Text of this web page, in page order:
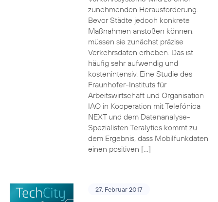
zunehmenden Herausforderung.
Bevor Städte jedoch konkrete
Maßnahmen anstoßen können,
müssen sie zunächst präzise
Verkehrsdaten erheben. Das ist
häufig sehr aufwendig und
kostenintensiv. Eine Studie des
Fraunhofer-Instituts für
Arbeitswirtschaft und Organisation
IAO in Kooperation mit Telefónica
NEXT und dem Datenanalyse-
Spezialisten Teralytics kommt zu
dem Ergebnis, dass Mobilfunkdaten
einen positiven […]
27. Februar 2017